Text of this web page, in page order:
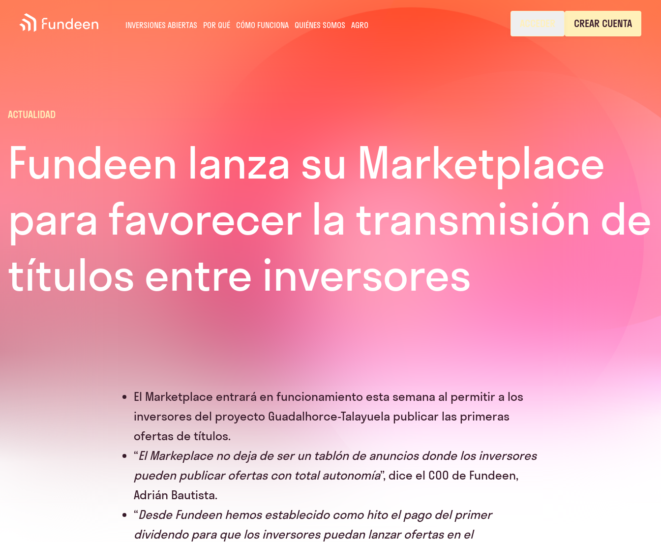
Fundeen
INVERSIONES ABIERTAS
POR QUÉ CÓMO FUNCIONA QUIÉNES SOMOS AGRO ACCEDER CREAR CUENTA
ACTUALIDAD
Fundeen lanza su Marketplace
para favorecer la transmisión de
títulos entre inversores
El Marketplace entrará en funcionamiento esta semana al permitir a los
inversores del proyecto Guadalhorce-Talayuela publicar las primeras
ofertas de títulos.
“El Markeplace no deja de ser un tablón de anuncios donde los inversores
pueden publicar ofertas con total autonomía”, dice el COO de Fundeen,
Adrián Bautista.
“Desde Fundeen hemos establecido como hito el pago del primer
dividendo para que los inversores puedan lanzar ofertas en el